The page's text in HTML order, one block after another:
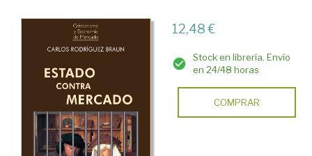
12,48 €
Stock en librería. Envío
en 24/48 horas
COMPRAR